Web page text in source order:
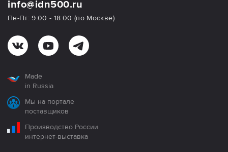
info@idn500.ru
Пн-Пт: 9:00 - 18:00 (по Москве)
Made
in Russia
Мы на портале
поставщиков
Производство России
интернет-выставка